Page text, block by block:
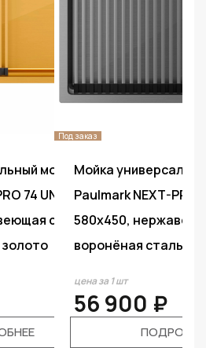
монтаж
74 UNI,
сталь,
Под заказ
Мойка
Paulmark NEXT-PRO
580х450,
воронёная сталь
цена за 1 шт
56 900 ₽